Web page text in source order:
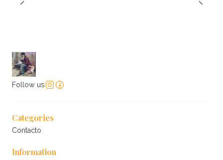
Follow us
Categories
Contacto
Information